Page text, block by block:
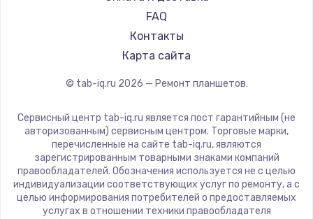
HP
Getac
ZTE
CHUWI
FAQ
Контакты
Карта сайта
© tab-iq.ru 2026 — Ремонт планшетов.
Сервисный центр tab-iq.ru является пост гарантийным (не
авторизованным) сервисным центром. Торговые марки,
перечисленные на сайте tab-iq.ru, являются
зарегистрированным товарными знаками компаний
правообладателей. Обозначения используется не с целью
индивидуализации соответствующих услуг по ремонту, а с
целью информирования потребителей о предоставляемых
услугах в отношении техники правообладателя